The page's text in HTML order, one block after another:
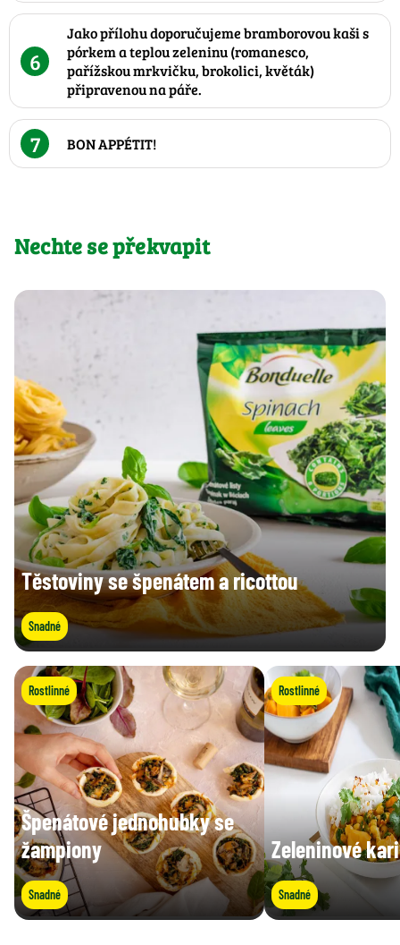
6
Jako přílohu doporučujeme bramborovou kaši s
pórkem a teplou zeleninu (romanesco,
pařížskou mrkvičku, brokolici, květák)
připravenou na páře.
7 BON APPÉTIT!
Nechte se překvapit
Těstoviny se špenátem a ricottou
Snadné
Rostlinné
Špenátové jednohubky se
žampiony
Snadné
Rostlinné
Zeleninové kari
Snadné